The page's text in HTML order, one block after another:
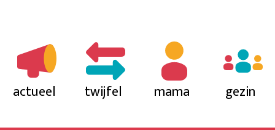
actueel twijfel mama gezin